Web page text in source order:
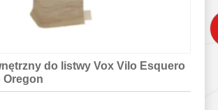
do listwy Vox Vilo Esquero
Oregon